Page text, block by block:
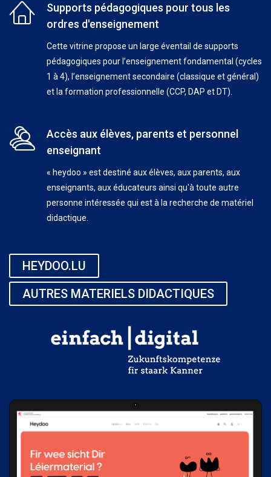
Supports pédagogiques pour tous les
ordres d'enseignement
Cette vitrine propose un large éventail de supports
pédagogiques pour l’enseignement fondamental (cycles
1 à 4), l’enseignement secondaire (classique et général)
et la formation professionnelle (CCP, DAP et DT).
Accès aux élèves, parents et personnel
enseignant
« heydoo » est destiné aux élèves, aux parents, aux
enseignants, aux éducateurs ainsi qu'à toute autre
personne intéressée qui est à la recherche de matériel
didactique.
HEYDOO.LU
AUTRES MATERIELS DIDACTIQUES